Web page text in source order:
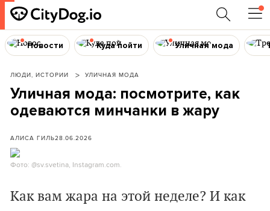
Новости Куда пойти Уличная мода
ЛЮДИ, ИСТОРИИ УЛИЧНАЯ МОДА
Уличная мода: посмотрите, как
одеваются минчанки в жару
АЛИСА ГИЛЬ28.06.2026
Фото: @sv.svetina, Instagram.com.
Как вам жара на этой неделе? И как